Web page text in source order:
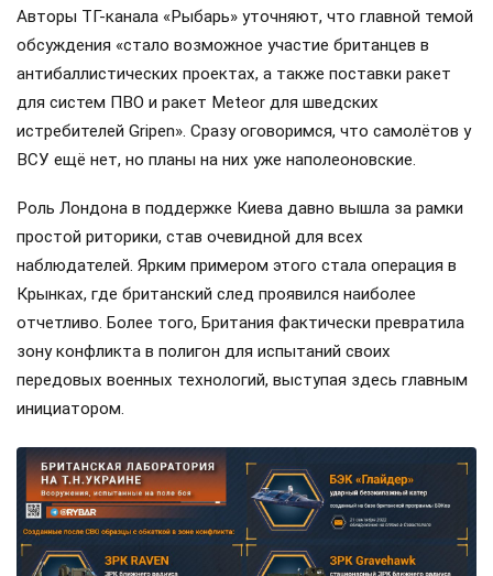
Авторы ТГ-канала «Рыбарь» уточняют, что главной темой
обсуждения «стало возможное участие британцев в
антибаллистических проектах, а также поставки ракет
для систем ПВО и ракет Meteor для шведских
истребителей Gripen». Сразу оговоримся, что самолётов у
ВСУ ещё нет, но планы на них уже наполеоновские.
Роль Лондона в поддержке Киева давно вышла за рамки
простой риторики, став очевидной для всех
наблюдателей. Ярким примером этого стала операция в
Крынках, где британский след проявился наиболее
отчетливо. Более того, Британия фактически превратила
зону конфликта в полигон для испытаний своих
передовых военных технологий, выступая здесь главным
инициатором.